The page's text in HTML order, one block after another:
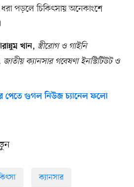
ধরা পড়লে চিকিৎসায় অনেকাংশে
খান, স্ত্রীরোগ ও গাইনি
ক্যানসার গবেষণা ইনস্টিটিউট ও
পেতে গুগল নিউজ চ্যানেল ফলো
ক্যানসার